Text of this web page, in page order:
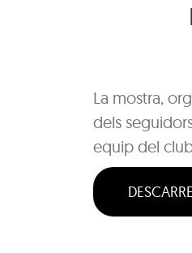
La mostra,
dels
equip del